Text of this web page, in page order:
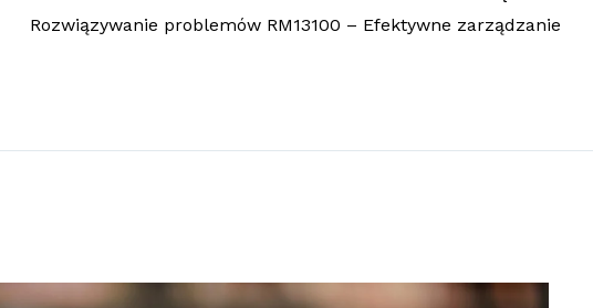
Rozwiązywanie problemów RM13100 – Efektywne zarządzanie